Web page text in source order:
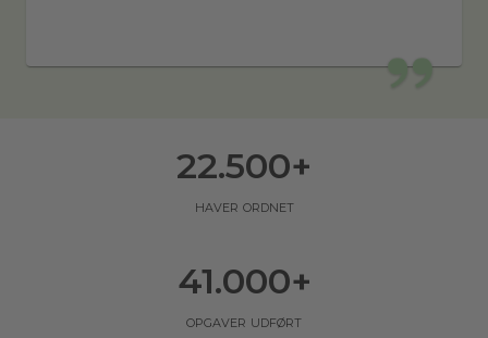
haver ordnet
22.500+
opgaver udført
41.000+